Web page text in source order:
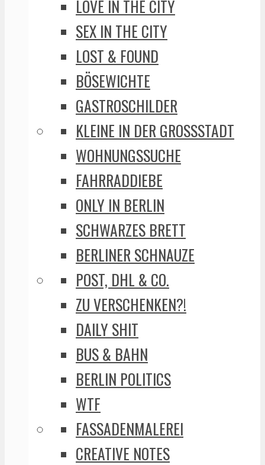
LOVE IN THE CITY
SEX IN THE CITY
LOST & FOUND
BÖSEWICHTE
GASTROSCHILDER
KLEINE IN DER GROSSSTADT
WOHNUNGSSUCHE
FAHRRADDIEBE
ONLY IN BERLIN
SCHWARZES BRETT
BERLINER SCHNAUZE
POST, DHL & CO.
ZU VERSCHENKEN?!
DAILY SHIT
BUS & BAHN
BERLIN POLITICS
WTF
FASSADENMALEREI
CREATIVE NOTES